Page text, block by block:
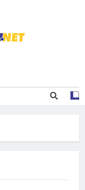
–
E
Do
esportes e